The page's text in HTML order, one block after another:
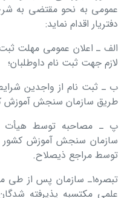
عمومی به نحو مقتضی به
دفتریار اقدام نماید:
الف‏‏ ـ اعلان عمومی مهلت
لازم جهت ثبت نام داوطلبان؛
ب‏‏ ـ ثبت نام از واجدین
طریق سازمان سنجش آموزش
پ‏‏ ـ مصاحبه توسط هیأت
سازمان سنجش آموزش
توسط مراجع ذیصلاح.
تبصره۱‏ـ سازمان پس از
علمی مکتسبه پذیرفته